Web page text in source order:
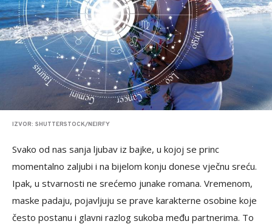
IZVOR: SHUTTERSTOCK/NEIRFY
Svako od nas sanja ljubav iz bajke, u kojoj se princ
momentalno zaljubi i na bijelom konju donese vječnu sreću.
Ipak, u stvarnosti ne srećemo junake romana. Vremenom,
maske padaju, pojavljuju se prave karakterne osobine koje
često postanu i glavni razlog sukoba među partnerima. To